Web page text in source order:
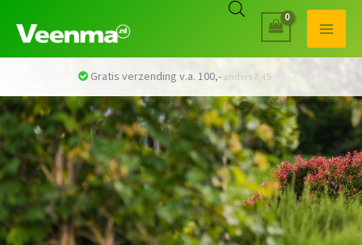
Veilig betalen met iDEAL